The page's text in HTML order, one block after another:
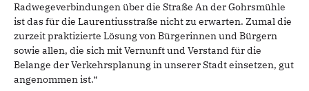
Radwegeverbindungen über die Straße An der Gohrsmühle
ist das für die Laurentiusstraße nicht zu erwarten. Zumal die
zurzeit praktizierte Lösung von Bürgerinnen und Bürgern
sowie allen, die sich mit Vernunft und Verstand für die
Belange der Verkehrsplanung in unserer Stadt einsetzen, gut
angenommen ist.“